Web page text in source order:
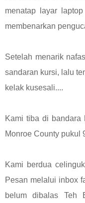
menatap layar
membenarkan
Setelah menarik
sandaran kursi, lalu
kelak kusesali....
Kami tiba di bandara
Monroe County pukul
Kami berdua
Pesan melalui inbox
belum dibalas Teh